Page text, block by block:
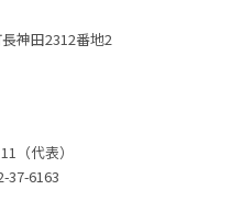
神田2312番地2
（代表）
37-6163